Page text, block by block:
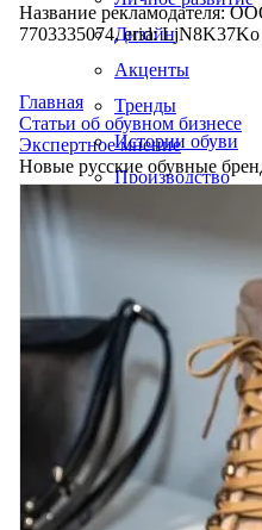
Дизайн
Акценты
Тренды
Истории обуви
Производство
Название рекламодателя:
7703335074, erid: LjN8K37Ko
Главная
Статьи об обувном бизнесе
Экспертное мнение
Новые русские обувные